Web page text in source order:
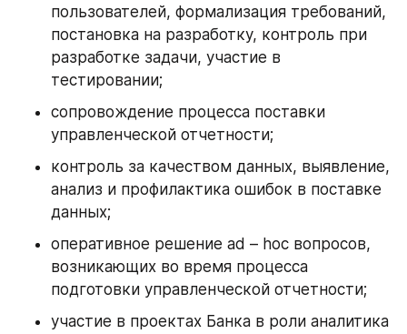
пользователей, формализация требований,
постановка на разработку, контроль при
разработке задачи, участие в
тестировании;
сопровождение процесса поставки
управленческой отчетности;
контроль за качеством данных, выявление,
анализ и профилактика ошибок в поставке
данных;
оперативное решение ad – hoc вопросов,
возникающих во время процесса
подготовки управленческой отчетности;
участие в проектах Банка в роли аналитика